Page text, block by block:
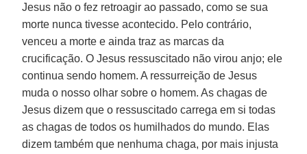
Jesus não o fez retroagir ao passado, como se sua
morte nunca tivesse acontecido. Pelo contrário,
venceu a morte e ainda traz as marcas da
crucificação. O Jesus ressuscitado não virou anjo; ele
continua sendo homem. A ressurreição de Jesus
muda o nosso olhar sobre o homem. As chagas de
Jesus dizem que o ressuscitado carrega em si todas
as chagas de todos os humilhados do mundo. Elas
dizem também que nenhuma chaga, por mais injusta